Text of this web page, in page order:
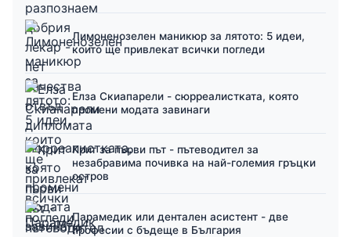
Лимоненозелен маникюр за лятото: 5 идеи,
които ще привлекат всички погледи
Елза Скиапарели - сюрреалистката, която
промени модата завинаги
Крит за първи път - пътеводител за
незабравима почивка на най-големия гръцки
остров
Парамедик или дентален асистент - две
професии с бъдеще в България